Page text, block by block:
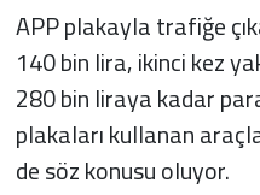
APP plakayla trafiğe
140 bin lira, ikinci kez
280 bin liraya kadar
plakaları kullanan
de söz konusu oluyor.